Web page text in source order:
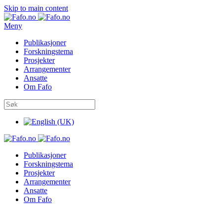
Skip to main content
Meny
Publikasjoner
Forskningstema
Prosjekter
Arrangementer
Ansatte
Om Fafo
Publikasjoner
Forskningstema
Prosjekter
Arrangementer
Ansatte
Om Fafo